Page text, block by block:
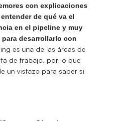
con explicaciones
de qué va el
en el pipeline y muy
desarrollarlo con
es una de las áreas de
de trabajo, por lo que
un vistazo para saber si